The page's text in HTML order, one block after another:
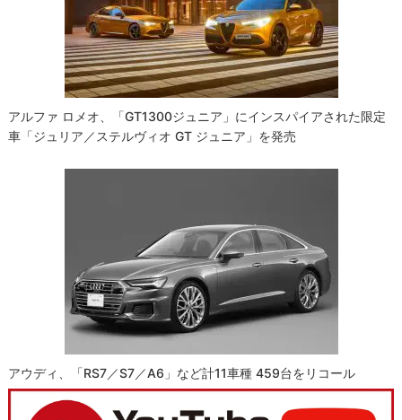
アルファ ロメオ、「GT1300ジュニア」にインスパイアされた限定
車「ジュリア／ステルヴィオ GT ジュニア」を発売
アウディ、「RS7／S7／A6」など計11車種 459台をリコール